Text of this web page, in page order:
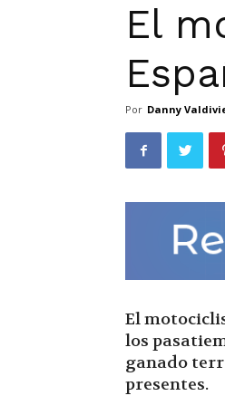
El
Por Danny
El
los
ganado
presentes.